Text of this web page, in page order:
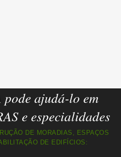
ajudá-lo em
e especialidades
DE MORADIAS, ESPAÇOS
DE EDIFÍCIOS: